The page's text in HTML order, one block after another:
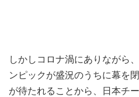
しかしコロナ渦にありながら
ンピックが盛況のうちに幕を
が待たれることから、日本チ